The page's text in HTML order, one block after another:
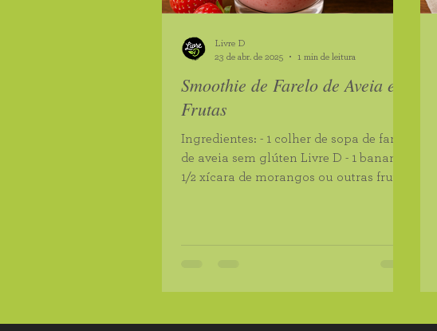
Pasta de Amendoim
Farinha de Arroz Farinha de Arroz
Goma Xantana Quinoa em Grãos
Smoothie de Farelo de Aveia e
Frutas
Ingredientes: - 1 colher de sopa de farelo
de aveia sem glúten Livre D - 1 banana -
1/2 xícara de morangos ou outras frutas
Livre D
23 de abr. de 2025
1 min de leitura